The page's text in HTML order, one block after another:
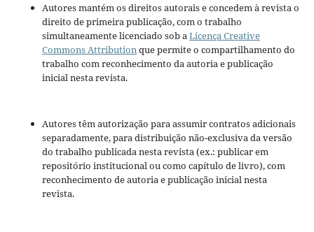
Autores mantém os direitos autorais e concedem à revista o
direito de primeira publicação, com o trabalho
simultaneamente licenciado sob aLicença Creative
Commons Attributionque permite o compartilhamento do
trabalho com reconhecimento da autoria e publicação
inicial nesta revista.
Autores têm autorização para assumir contratos adicionais
separadamente, para distribuição não-exclusiva da versão
do trabalho publicada nesta revista (ex.: publicar em
repositório institucional ou como capítulo de livro), com
reconhecimento de autoria e publicação inicial nesta
revista.